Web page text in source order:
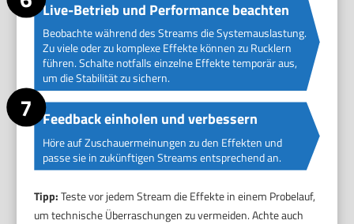
Live-Betrieb und Performance beachten
Beobachte während des Streams die Systemauslastung.
Zu viele oder zu komplexe Effekte können zu Rucklern
führen. Schalte notfalls einzelne Effekte temporär aus,
um die Stabilität zu sichern.
Feedback einholen und verbessern
Höre auf Zuschauermeinungen zu den Effekten und
passe sie in zukünftigen Streams entsprechend an.
Tipp:Teste vor jedem Stream die Effekte in einem Probelauf,
um technische Überraschungen zu vermeiden. Achte auch